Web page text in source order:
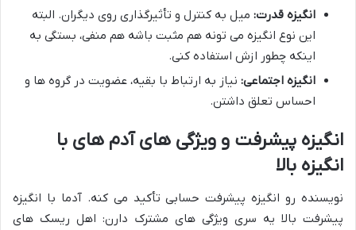
انگیزه قدرت: میل به کنترل و تأثیرگذاری روی دیگران. البته
این نوع انگیزه می تونه هم مثبت باشه هم منفی، بستگی به
اینکه چطور ازش استفاده کنی.
انگیزه اجتماعی: نیاز به ارتباط با بقیه، عضویت در گروه ها و
احساس تعلق داشتن.
انگیزه پیشرفت و ویژگی های آدم های با
انگیزه بالا
نویسنده رو انگیزه پیشرفت حسابی تأکید می کنه. آدما با انگیزه
پیشرفت بالا یه سری ویژگی های مشترک دارن: اهل ریسک های